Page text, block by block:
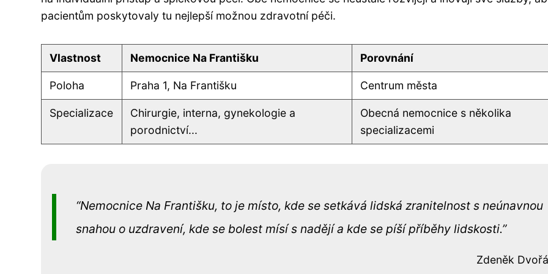
pacientům poskytovaly tu nejlepší možnou zdravotní péči.
Vlastnost Nemocnice Na Františku Porovnání
Poloha Praha 1, Na Františku Centrum města
Specializace
Chirurgie, interna, gynekologie a
porodnictví...
Obecná nemocnice s několika
specializacemi
Nemocnice Na Františku, to je místo, kde se setkává lidská zranitelnost s neúnavnou
snahou o uzdravení, kde se bolest mísí s nadějí a kde se píší příběhy lidskosti.
Zdeněk